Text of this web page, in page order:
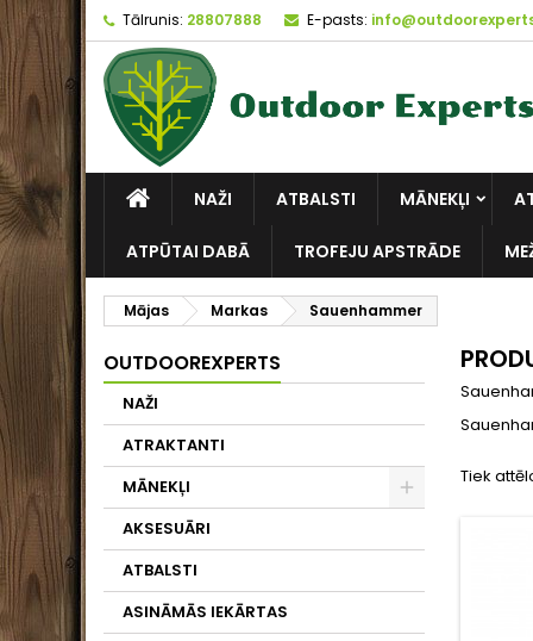
Tālrunis: 28807888 E-pasts:
NAŽI ATBALSTI MĀNEKĻI
ATPŪTAI DABĀ TROFEJU APSTRĀDE
Mājas Markas Sauenhammer
OUTDOOREXPERTS
NAŽI
ATRAKTANTI
MĀNEKĻI
AKSESUĀRI
ATBALSTI
ASINĀMĀS IEKĀRTAS
Tiek